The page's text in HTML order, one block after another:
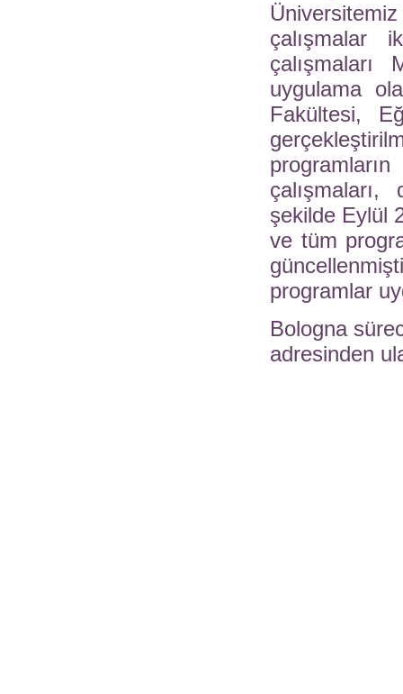
çalışmalar
uygulama
Fakültesi,
şekilde Eylül
ve tüm
programlar
Bologna
adresinden